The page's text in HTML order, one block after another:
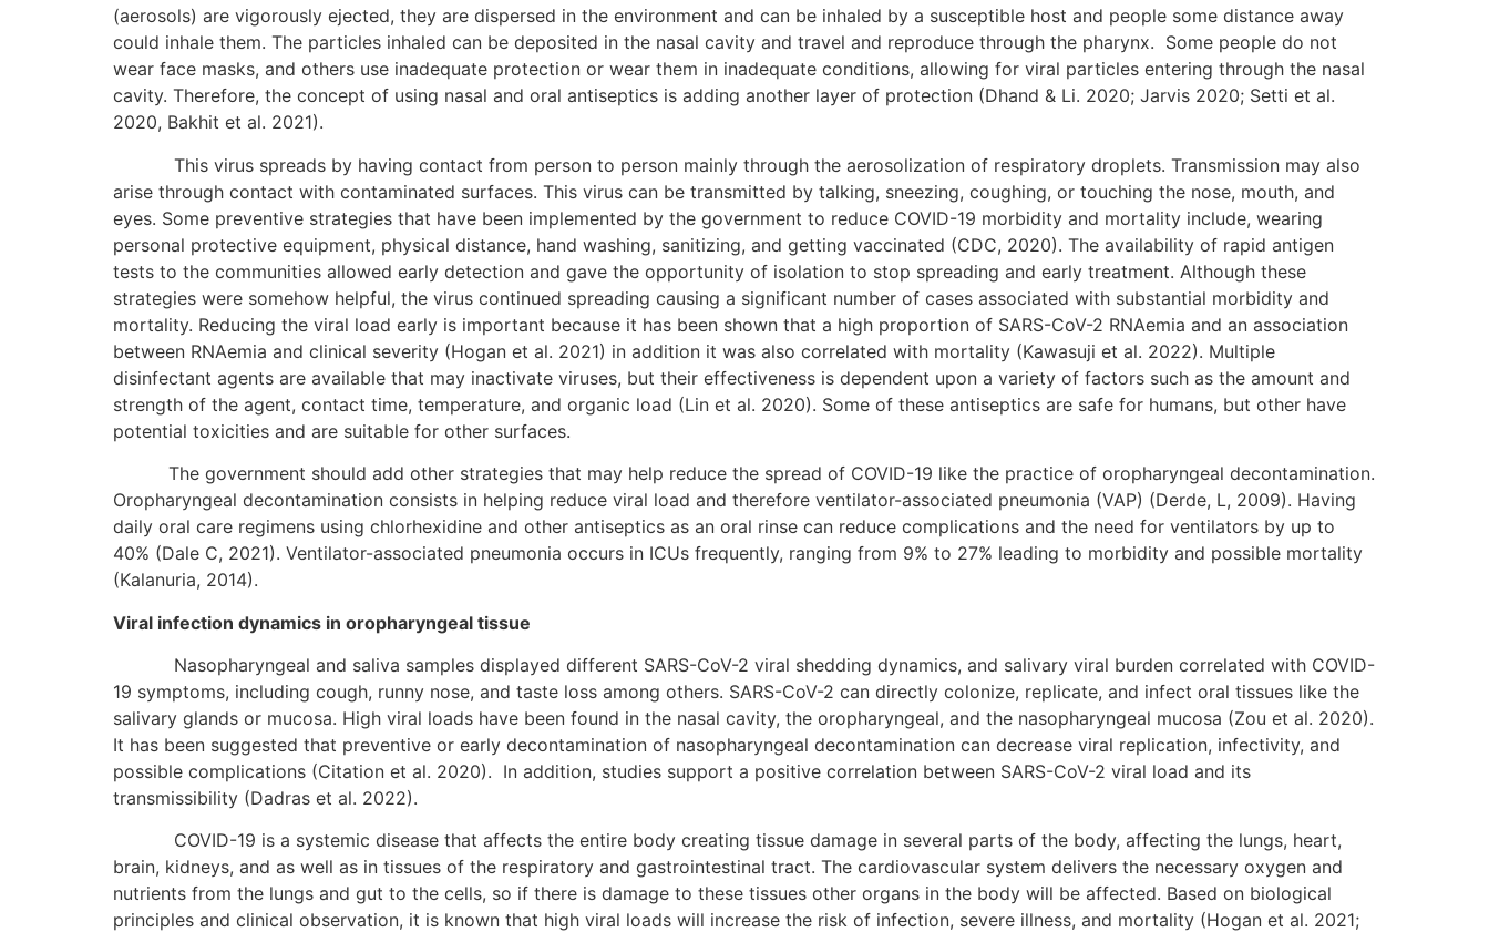
(aerosols) are vigorously ejected, they are dispersed in the environment and can be inhaled by a susceptible host and people some distance away
could inhale them. The particles inhaled can be deposited in the nasal cavity and travel and reproduce through the pharynx. Some people do not
wear face masks, and others use inadequate protection or wear them in inadequate conditions, allowing for viral particles entering through the nasal
cavity. Therefore, the concept of using nasal and oral antiseptics is adding another layer of protection (Dhand & Li. 2020; Jarvis 2020; Setti et al.
2020, Bakhit et al. 2021).
This virus spreads by having contact from person to person mainly through the aerosolization of respiratory droplets. Transmission may also
arise through contact with contaminated surfaces. This virus can be transmitted by talking, sneezing, coughing, or touching the nose, mouth, and
eyes. Some preventive strategies that have been implemented by the government to reduce COVID-19 morbidity and mortality include, wearing
personal protective equipment, physical distance, hand washing, sanitizing, and getting vaccinated (CDC, 2020). The availability of rapid antigen
tests to the communities allowed early detection and gave the opportunity of isolation to stop spreading and early treatment. Although these
strategies were somehow helpful, the virus continued spreading causing a significant number of cases associated with substantial morbidity and
mortality. Reducing the viral load early is important because it has been shown that a high proportion of SARS-CoV-2 RNAemia and an association
between RNAemia and clinical severity (Hogan et al. 2021) in addition it was also correlated with mortality (Kawasuji et al. 2022). Multiple
disinfectant agents are available that may inactivate viruses, but their effectiveness is dependent upon a variety of factors such as the amount and
strength of the agent, contact time, temperature, and organic load (Lin et al. 2020). Some of these antiseptics are safe for humans, but other have
potential toxicities and are suitable for other surfaces.
The government should add other strategies that may help reduce the spread of COVID-19 like the practice of oropharyngeal decontamination.
Oropharyngeal decontamination consists in helping reduce viral load and therefore ventilator-associated pneumonia (VAP) (Derde, L, 2009). Having
daily oral care regimens using chlorhexidine and other antiseptics as an oral rinse can reduce complications and the need for ventilators by up to
40% (Dale C, 2021). Ventilator-associated pneumonia occurs in ICUs frequently, ranging from 9% to 27% leading to morbidity and possible mortality
(Kalanuria, 2014).
Viral infection dynamics in oropharyngeal tissue
Nasopharyngeal and saliva samples displayed different SARS-CoV-2 viral shedding dynamics, and salivary viral burden correlated with COVID-
19 symptoms, including cough, runny nose, and taste loss among others. SARS-CoV-2 can directly colonize, replicate, and infect oral tissues like the
salivary glands or mucosa. High viral loads have been found in the nasal cavity, the oropharyngeal, and the nasopharyngeal mucosa (Zou et al. 2020).
It has been suggested that preventive or early decontamination of nasopharyngeal decontamination can decrease viral replication, infectivity, and
possible complications (Citation et al. 2020). In addition, studies support a positive correlation between SARS-CoV-2 viral load and its
transmissibility (Dadras et al. 2022).
COVID-19 is a systemic disease that affects the entire body creating tissue damage in several parts of the body, affecting the lungs, heart,
brain, kidneys, and as well as in tissues of the respiratory and gastrointestinal tract. The cardiovascular system delivers the necessary oxygen and
nutrients from the lungs and gut to the cells, so if there is damage to these tissues other organs in the body will be affected. Based on biological
principles and clinical observation, it is known that high viral loads will increase the risk of infection, severe illness, and mortality (Hogan et al. 2021;